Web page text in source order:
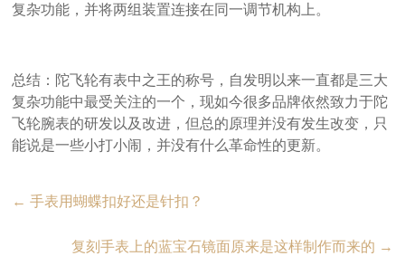
复杂功能，并将两组装置连接在同一调节机构上。
总结：陀飞轮有表中之王的称号，自发明以来一直都是三大
复杂功能中最受关注的一个，现如今很多品牌依然致力于陀
飞轮腕表的研发以及改进，但总的原理并没有发生改变，只
能说是一些小打小闹，并没有什么革命性的更新。
← 手表用蝴蝶扣好还是针扣？
复刻手表上的蓝宝石镜面原来是这样制作而来的 →